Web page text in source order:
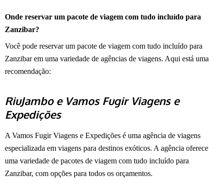
Onde reservar um pacote de viagem com tudo incluído para
Zanzibar?
Você pode reservar um pacote de viagem com tudo incluído para
Zanzibar em uma variedade de agências de viagens. Aqui está uma
recomendação:
RiuJambo e Vamos Fugir Viagens e
Expedições
A Vamos Fugir Viagens e Expedições é uma agência de viagens
especializada em viagens para destinos exóticos. A agência oferece
uma variedade de pacotes de viagem com tudo incluído para
Zanzibar, com opções para todos os orçamentos.